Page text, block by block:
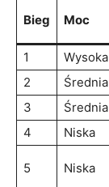
Bieg Moc
1
Wysoka
2
Średnia
3
Średnia
4
Niska
5 Niska